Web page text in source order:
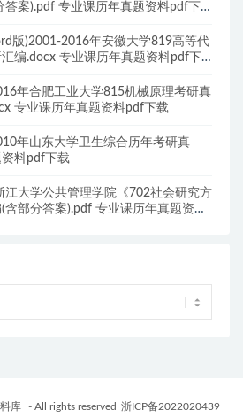
答案).pdf 专业课历年真题资料pdf下
版)2001-2016年安徽大学819高等代
编.docx 专业课历年真题资料pdf下
年合肥工业大学815机械原理考研真
专业课历年真题资料pdf下载
年山东大学卫生综合历年考研真
料pdf下载
江大学公共管理学院《702社会研究方
部分答案).pdf 专业课历年真题资料
库 - All rights reserved 浙ICP备2022020439